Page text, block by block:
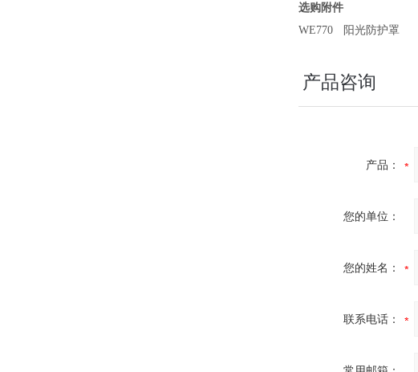
选购附件
WE770
阳光防护罩
产品咨询
产品：
您的单位：
您的姓名：
联系电话：